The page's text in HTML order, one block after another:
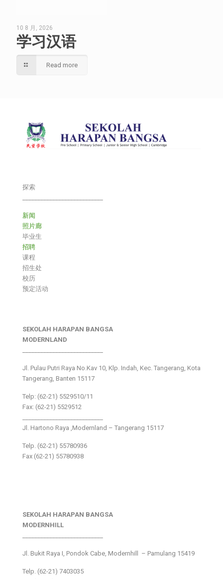
10 8 月, 2026
学习汉语
Read more
探索
新闻
照片廊
毕业生
招聘
课程
招生处
校历
预定活动
SEKOLAH HARAPAN BANGSA
MODERNLAND
Jl. Pulau Putri Raya No.Kav 10, Klp. Indah, Kec. Tangerang, Kota
Tangerang, Banten 15117
Telp: (62-21) 5529510/11
Fax: (62-21) 5529512
Jl. Hartono Raya ,Modernland – Tangerang 15117
Telp. (62-21) 55780936
Fax (62-21) 55780938
SEKOLAH HARAPAN BANGSA
MODERNHILL
Jl. Bukit Raya I, Pondok Cabe, Modernhill – Pamulang 15419
Telp. (62-21) 7403035